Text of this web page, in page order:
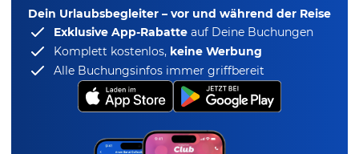
Dein Urlaubsbegleiter – vor und während der Reise
Exklusive App-Rabatte auf Deine Buchungen
Komplett kostenlos, keine Werbung
Alle Buchungsinfos immer griffbereit